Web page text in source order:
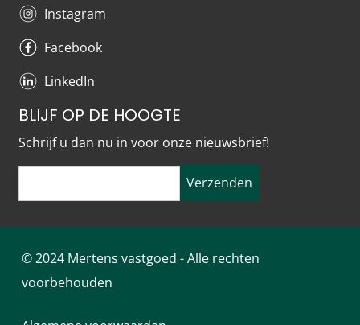
Instagram
Facebook
LinkedIn
BLIJF OP DE HOOGTE
Schrijf u dan nu in voor onze nieuwsbrief!
Verzenden
© 2024 Mertens vastgoed - Alle rechten
voorbehouden